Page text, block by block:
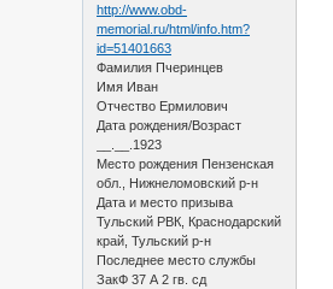
http://www.obd-
memorial.ru/html/info.htm?
id=51401663
Фамилия Пчеринцев
Имя Иван
Отчество Ермилович
Дата рождения/Возраст
__.__.1923
Место рождения Пензенская
обл., Нижнеломовский р-н
Дата и место призыва
Тульский РВК, Краснодарский
край, Тульский р-н
Последнее место службы
ЗакФ 37 А 2 гв. сд